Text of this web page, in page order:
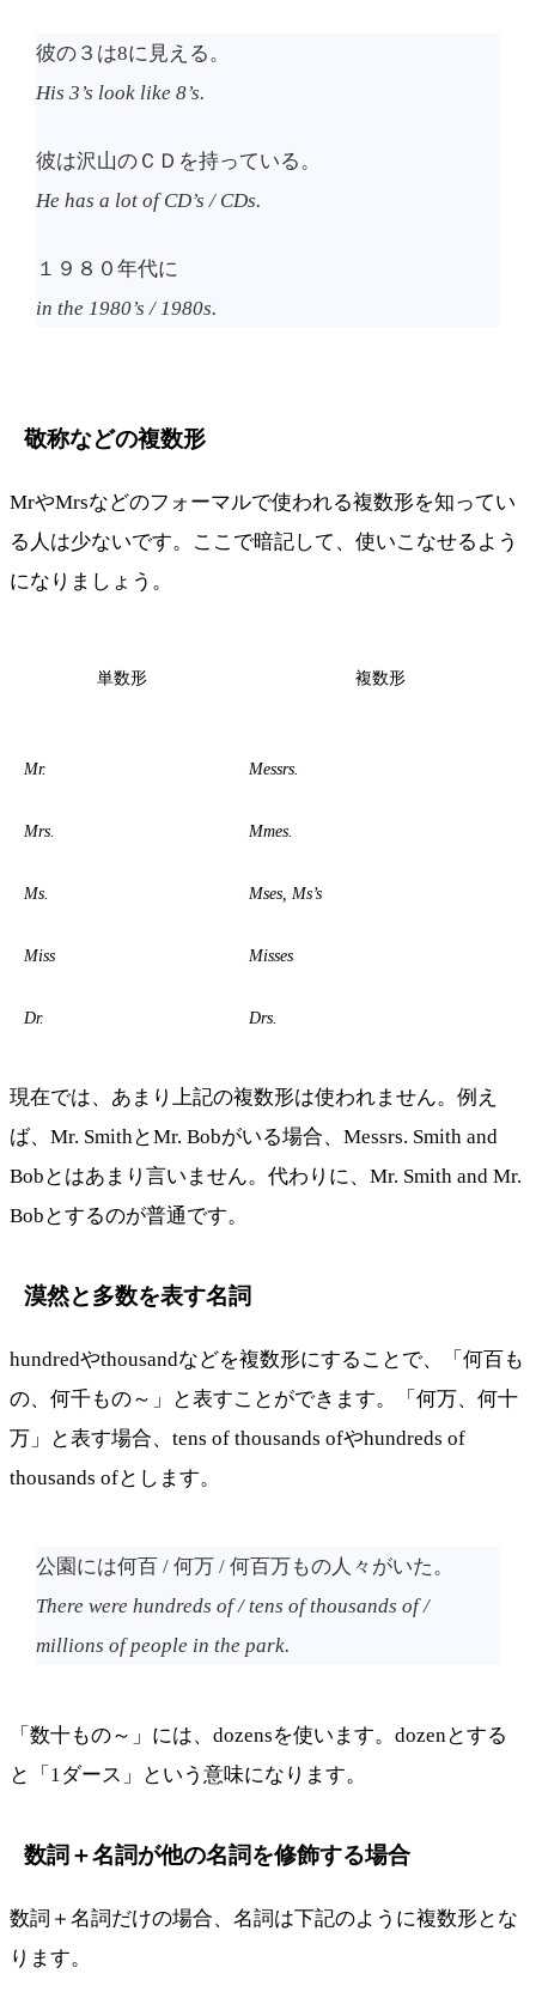
彼の３は8に見える。
His 3’s look like 8’s.
彼は沢山のＣＤを持っている。
He has a lot of CD’s / CDs.
１９８０年代に
in the 1980’s / 1980s.
敬称などの複数形
MrやMrsなどのフォーマルで使われる複数形を知ってい
る人は少ないです。ここで暗記して、使いこなせるよう
になりましょう。
単数形 複数形
Mr. Messrs.
Mrs. Mmes.
Ms. Mses, Ms’s
Miss Misses
Dr. Drs.
現在では、あまり上記の複数形は使われません。例え
ば、Mr. SmithとMr. Bobがいる場合、Messrs. Smith and
Bobとはあまり言いません。代わりに、Mr. Smith and Mr.
Bobとするのが普通です。
漠然と多数を表す名詞
hundredやthousandなどを複数形にすることで、「何百も
の、何千もの～」と表すことができます。「何万、何十
万」と表す場合、tens of thousands ofやhundreds of
thousands ofとします。
公園には何百 / 何万 / 何百万もの人々がいた。
There were hundreds of / tens of thousands of /
millions of people in the park.
「数十もの～」には、dozensを使います。dozenとする
と「1ダース」という意味になります。
数詞＋名詞が他の名詞を修飾する場合
数詞＋名詞だけの場合、名詞は下記のように複数形とな
ります。